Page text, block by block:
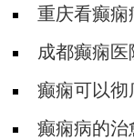
重庆看癫痫
成都癫痫医
癫痫可以彻
癫痫病的治